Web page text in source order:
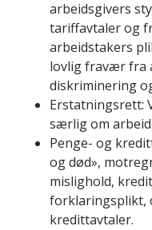
arbeidsgivers
tariffavtaler og
arbeidstakers
lovlig fravær fra
diskriminering
Erstatningsrett:
særlig om
Penge- og
og død»,
mislighold,
forklaringsplikt,
kredittavtaler.